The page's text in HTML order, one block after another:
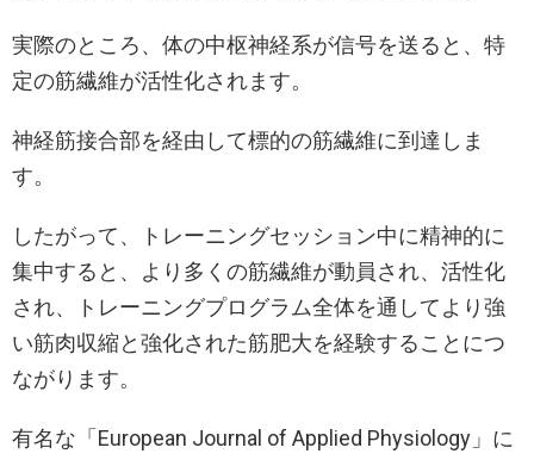
実際のところ、体の中枢神経系が信号を送ると、特
定の筋繊維が活性化されます。
神経筋接合部を経由して標的の筋繊維に到達しま
す。
したがって、トレーニングセッション中に精神的に
集中すると、より多くの筋繊維が動員され、活性化
され、トレーニングプログラム全体を通してより強
い筋肉収縮と強化された筋肥大を経験することにつ
ながります。
有名な「European Journal of Applied Physiology」に